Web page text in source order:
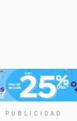
PUBLICIDAD